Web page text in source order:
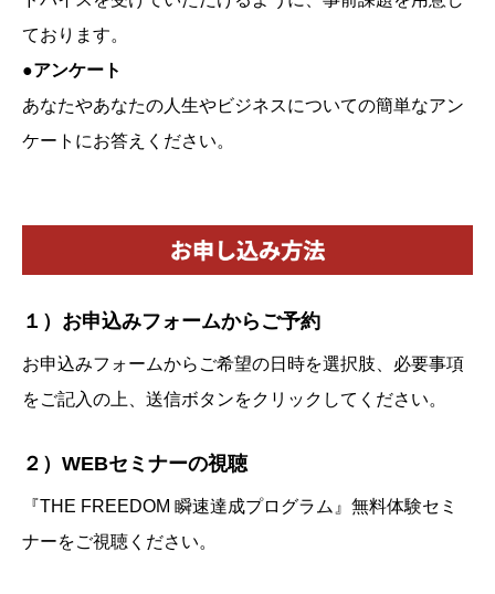
ております。
●アンケート
あなたやあなたの人生やビジネスについての簡単なアン
ケートにお答えください。
１）お申込みフォームからご予約
お申込みフォームからご希望の日時を選択肢、必要事項
をご記入の上、送信ボタンをクリックしてください。
２）WEBセミナーの視聴
『THE FREEDOM 瞬速達成プログラム』無料体験セミ
ナーをご視聴ください。